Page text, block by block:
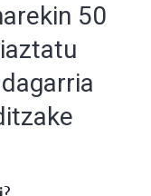
50